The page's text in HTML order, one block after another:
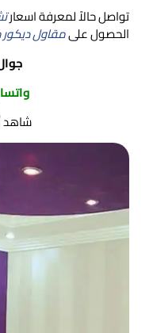
تواصل حالاً لمعرفة اسعار
الحصول علىمقاول
شاهد